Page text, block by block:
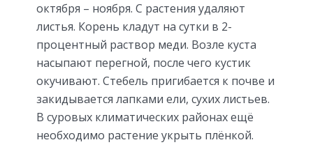
октября – ноября. С растения удаляют
листья. Корень кладут на сутки в 2-
процентный раствор меди. Возле куста
насыпают перегной, после чего кустик
окучивают. Стебель пригибается к почве и
закидывается лапками ели, сухих листьев.
В суровых климатических районах ещё
необходимо растение укрыть плёнкой.